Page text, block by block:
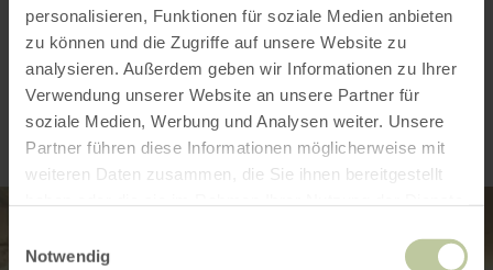
personalisieren, Funktionen für soziale Medien anbieten
zu können und die Zugriffe auf unsere Website zu
analysieren. Außerdem geben wir Informationen zu Ihrer
Verwendung unserer Website an unsere Partner für
soziale Medien, Werbung und Analysen weiter. Unsere
Partner führen diese Informationen möglicherweise mit
weiteren Daten zusammen, die Sie ihnen bereitgestellt
Notwendig
Impressionen